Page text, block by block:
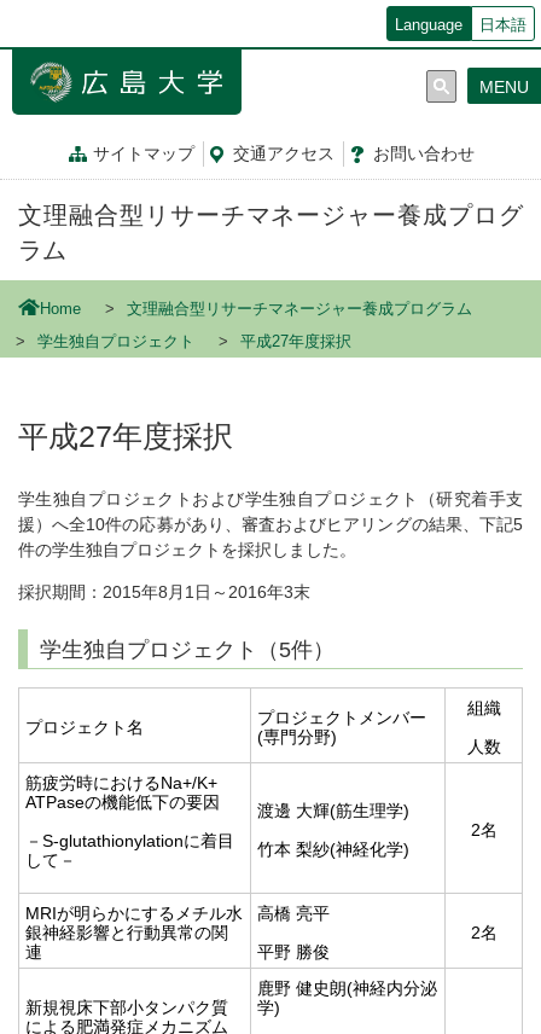
ン
Language 日本語
サイトマップ 交通アクセス お問い合わせ
MENU
文理融合型リサーチマネージャー養成プログ
ラム
Home
文理融合型リサーチマネージャー養成プログラム
学生独自プロジェクト
平成27年度採択
平成27年度採択
学生独自プロジェクトおよび学生独自プロジェクト（研究着手支
援）へ全10件の応募があり、審査およびヒアリングの結果、下記5
件の学生独自プロジェクトを採択しました。
採択期間：2015年8月1日～2016年3末
学生独自プロジェクト（5件）
プロジェクト名
プロジェクトメンバー
(専門分野)
組織
人数
筋疲労時におけるNa+/K+
ATPaseの機能低下の要因
－S-glutathionylationに着目
して－
渡邊 大輝(筋生理学)
竹本 梨紗(神経化学)
2名
MRIが明らかにするメチル水
銀神経影響と行動異常の関
連
高橋 亮平
平野 勝俊
2名
新規視床下部小タンパク質
による肥満発症メカニズム
鹿野 健史朗(神経内分泌
学)